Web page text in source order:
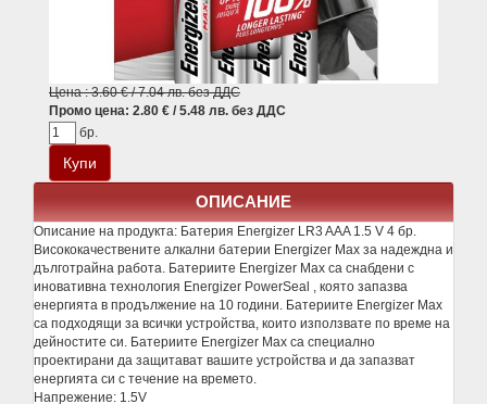
Цена : 3.60 € / 7.04 лв. без ДДС
Промо цена: 2.80 € / 5.48 лв. без ДДС
бр.
ОПИСАНИЕ
Описание на продукта: Батерия Energizer LR3 AAA 1.5 V 4 бр.
Висококачествените алкални батерии Energizer Max за надеждна и
дълготрайна работа. Батериите Energizer Max са снабдени с
иновативна технология Energizer PowerSeal , която запазва
енергията в продължение на 10 години. Батериите Energizer Max
са подходящи за всички устройства, които използвате по време на
дейностите си. Батериите Energizer Max са специално
проектирани да защитават вашите устройства и да запазват
енергията си с течение на времето.
Напрежение: 1.5V